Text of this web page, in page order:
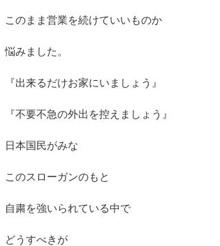
このまま営業を続けていいものか
悩みました。
『出来るだけお家にいましょう』
『不要不急の外出を控えましょう』
日本国民がみな
このスローガンのもと
自粛を強いられている中で
どうすべきが